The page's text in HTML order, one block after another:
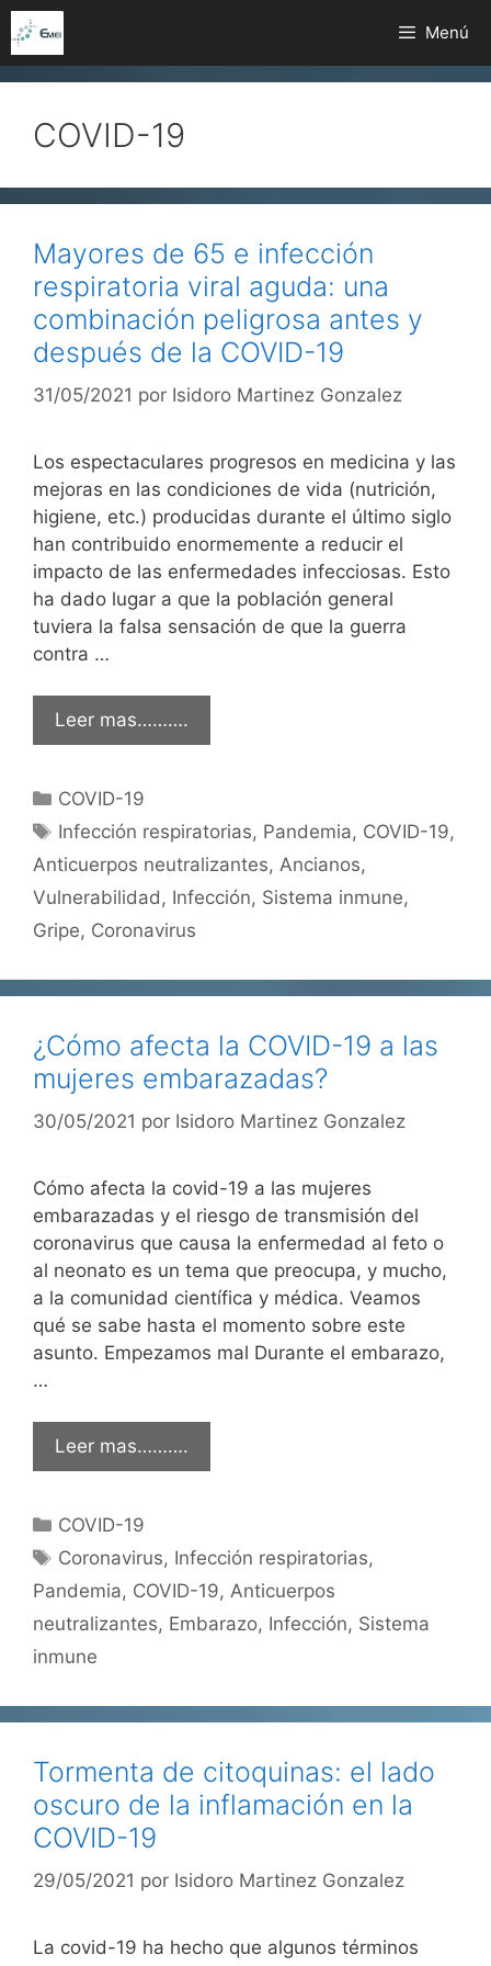
Saltar
al
contenido
Menú
COVID-19
Mayores de 65 e infección
respiratoria viral aguda: una
combinación peligrosa antes y
después de la COVID-19
31/05/2021 por Isidoro Martinez Gonzalez
Los espectaculares progresos en medicina y las
mejoras en las condiciones de vida (nutrición,
higiene, etc.) producidas durante el último siglo
han contribuido enormemente a reducir el
impacto de las enfermedades infecciosas. Esto
ha dado lugar a que la población general
tuviera la falsa sensación de que la guerra
contra …
Leer mas……….
Categorías
COVID-19
Etiquetas
Infección respiratorias, Pandemia, COVID-19,
Anticuerpos neutralizantes, Ancianos,
Vulnerabilidad, Infección, Sistema inmune,
Gripe, Coronavirus
¿Cómo afecta la COVID-19 a las
mujeres embarazadas?
30/05/2021 por Isidoro Martinez Gonzalez
Cómo afecta la covid-19 a las mujeres
embarazadas y el riesgo de transmisión del
coronavirus que causa la enfermedad al feto o
al neonato es un tema que preocupa, y mucho,
a la comunidad científica y médica. Veamos
qué se sabe hasta el momento sobre este
asunto. Empezamos mal Durante el embarazo,
…
Leer mas……….
Categorías
COVID-19
Etiquetas
Coronavirus, Infección respiratorias,
Pandemia, COVID-19, Anticuerpos
neutralizantes, Embarazo, Infección, Sistema
inmune
Tormenta de citoquinas: el lado
oscuro de la inflamación en la
COVID-19
29/05/2021 por Isidoro Martinez Gonzalez
La covid-19 ha hecho que algunos términos